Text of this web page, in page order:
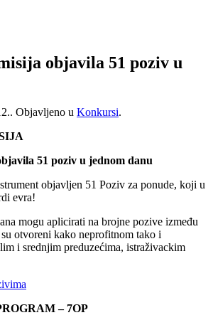
objavila 51 poziv u
. Objavljeno u Konkursi.
51 poziv u jednom danu
objavljen 51 Poziv za ponude, koji u
evra!
mogu aplicirati na brojne pozive između
otvoreni kako neprofitnom tako i
i srednjim preduzećima, istraživackim
– 7OP